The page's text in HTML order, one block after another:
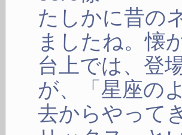
たしかに昔の
ましたね。懐
台上では、登
が、「星座の
去からやって